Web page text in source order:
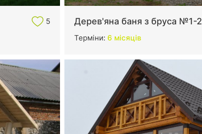
5
Дерев'яна баня з бруса №1-2
Терміни: 6 місяців